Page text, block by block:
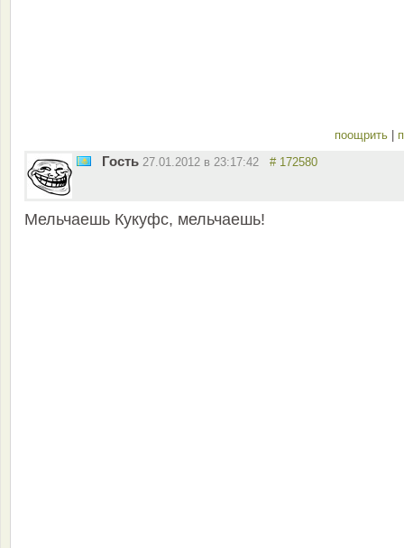
поощрить
Гость 27.01.2012 в 23:17:42 # 172580
Мельчаешь Кукуфс, мельчаешь!